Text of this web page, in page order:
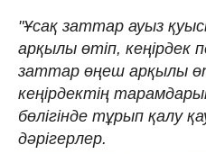
"Ұсақ заттар ауыз
арқылы өтіп, кеңірдек
заттар өңеш арқылы
кеңірдектің
бөлігінде тұрып қалу
дәрігерлер.